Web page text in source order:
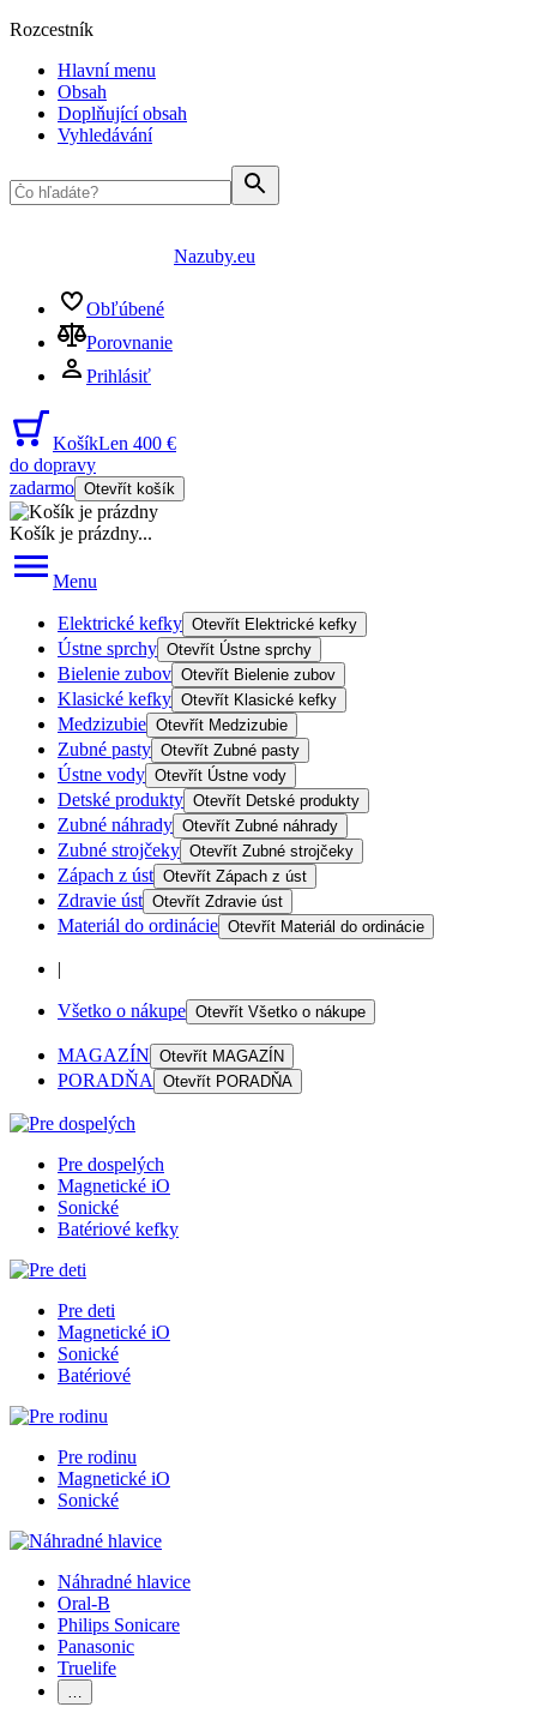
Rozcestník
Hlavní menu
Obsah
Doplňující obsah
Vyhledávání
Nazuby.eu
Obľúbené
Porovnanie
Prihlásiť
KošíkLen 400 €
do dopravy
zadarmo Otevřít košík
Košík je prázdny...
Menu
Elektrické kefky Otevřít Elektrické kefky
Ústne sprchy Otevřít Ústne sprchy
Bielenie zubov Otevřít Bielenie zubov
Klasické kefky Otevřít Klasické kefky
Medzizubie Otevřít Medzizubie
Zubné pasty Otevřít Zubné pasty
Ústne vody Otevřít Ústne vody
Detské produkty Otevřít Detské produkty
Zubné náhrady Otevřít Zubné náhrady
Zubné strojčeky Otevřít Zubné strojčeky
Zápach z úst Otevřít Zápach z úst
Zdravie úst Otevřít Zdravie úst
Materiál do ordinácie Otevřít Materiál do ordinácie
|
Všetko o nákupe Otevřít Všetko o nákupe
MAGAZÍN Otevřít MAGAZÍN
PORADŇA Otevřít PORADŇA
Pre dospelých
Magnetické iO
Sonické
Batériové kefky
Pre deti
Magnetické iO
Sonické
Batériové
Pre rodinu
Magnetické iO
Sonické
Náhradné hlavice
Oral-B
Philips Sonicare
Panasonic
Truelife
…